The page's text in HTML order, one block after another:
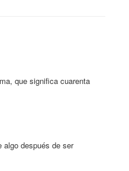
que significa cuarenta
después de ser